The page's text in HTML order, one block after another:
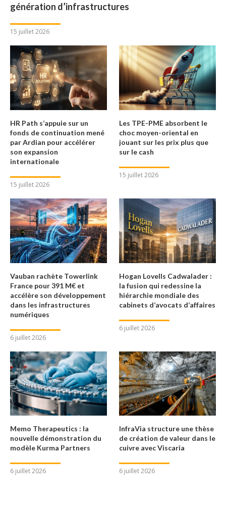
génération d’infrastructures
15 juillet 2026
HR Path s’appuie sur un
fonds de continuation mené
par Ardian pour accélérer
son expansion
internationale
15 juillet 2026
Les TPE-PME absorbent le
choc moyen-oriental en
jouant sur les prix plus que
sur le cash
15 juillet 2026
Vauban rachète Towerlink
France pour 391 M€ et
accélère son développement
dans les infrastructures
numériques
6 juillet 2026
Hogan Lovells Cadwalader :
la fusion qui redessine la
hiérarchie mondiale des
cabinets d’avocats d’affaires
6 juillet 2026
Memo Therapeutics : la
nouvelle démonstration du
modèle Kurma Partners
6 juillet 2026
InfraVia structure une thèse
de création de valeur dans le
cuivre avec Viscaria
6 juillet 2026